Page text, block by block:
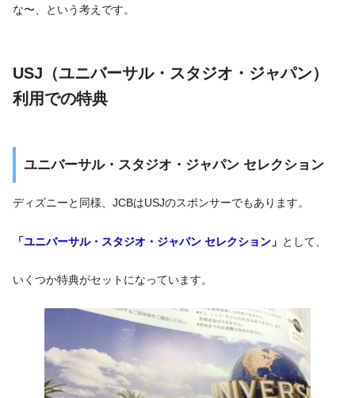
な〜、という考えです。
USJ（ユニバーサル・スタジオ・ジャパン）
利用での特典
ユニバーサル・スタジオ・ジャパン セレクション
ディズニーと同様、JCBはUSJのスポンサーでもあります。
「ユニバーサル・スタジオ・ジャパン セレクション」 として、
いくつか特典がセットになっています。